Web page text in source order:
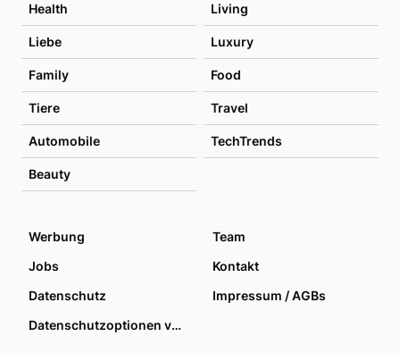
Health Living
Liebe Luxury
Family Food
Tiere Travel
Automobile TechTrends
Beauty
Werbung
Team
Jobs
Kontakt
Datenschutz
Impressum / AGBs
Datenschutzoptionen verwalten